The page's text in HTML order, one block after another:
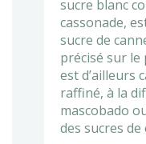
sucre blanc
cassonade,
sucre de
précisé sur
est d’ailleurs
raffiné, à la
mascobado
des sucres